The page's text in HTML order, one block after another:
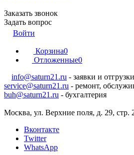
Заказать звонок
Задать вопрос
Войти
Корзина0
Отложенные0
info@saturn21.ru - заявки и отгрузки
service@saturn21.ru - ремонт,
buh@saturn21.ru - бухгалтерия
Москва, ул. Верхние поля, д. 29, стр.
Вконтакте
Twitter
WhatsApp